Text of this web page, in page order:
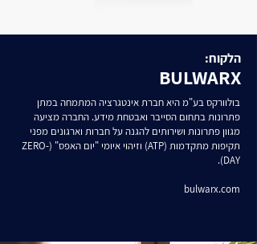
הלקוח:
BULWARX
בולוורקס בע"מ היא חברת אינטגרציה המתמחה במתן
פתרונות בתחום הסייבר ואבטחת מידע.​ החברה מציעה
מגוון פתרונות ושירותים להגנה על חברות וארגונים מפני
תקיפות מתקדמות (ATP) וזיהוי איומי "יום האפס" (ZERO-
DAY).
bulwarx.com